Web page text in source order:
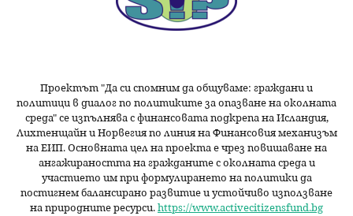
Проектът "Да си спомним даобщуваме: граждани и
политици в диалог по политиките за опазване на околната
среда" се изпълнява с финансовата подкрепа на Исландия,
Лихтенщайн и Норвегия по линия на Финансовия механизъм
на ЕИП. Основната цел на проекта е чрез повишаване на
ангажираността на гражданите с околната среда и
участието им при формулирането на политики да
постигнем балансирано развитие и устойчиво използване
на природните ресурси.https://www.activecitizensfund.bg